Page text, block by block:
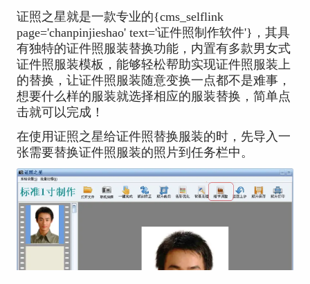
证照之星就是一款专业的{cms_selflink
page='chanpinjieshao' text='证件照制作软件'}，其具
有独特的证件照服装替换功能，内置有多款男女式
证件照服装模板，能够轻松帮助实现证件照服装上
的替换，让证件照服装随意变换一点都不是难事，
想要什么样的服装就选择相应的服装替换，简单点
击就可以完成！
在使用证照之星给证件照替换服装的时，先导入一
张需要替换证件照服装的照片到任务栏中。